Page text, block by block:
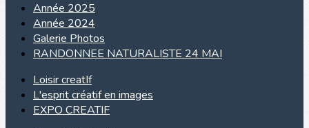
Année 2025
Année 2024
Galerie Photos
RANDONNEE NATURALISTE 24 MAI
Loisir creatIf
L'esprit créatif en images
EXPO CREATIF